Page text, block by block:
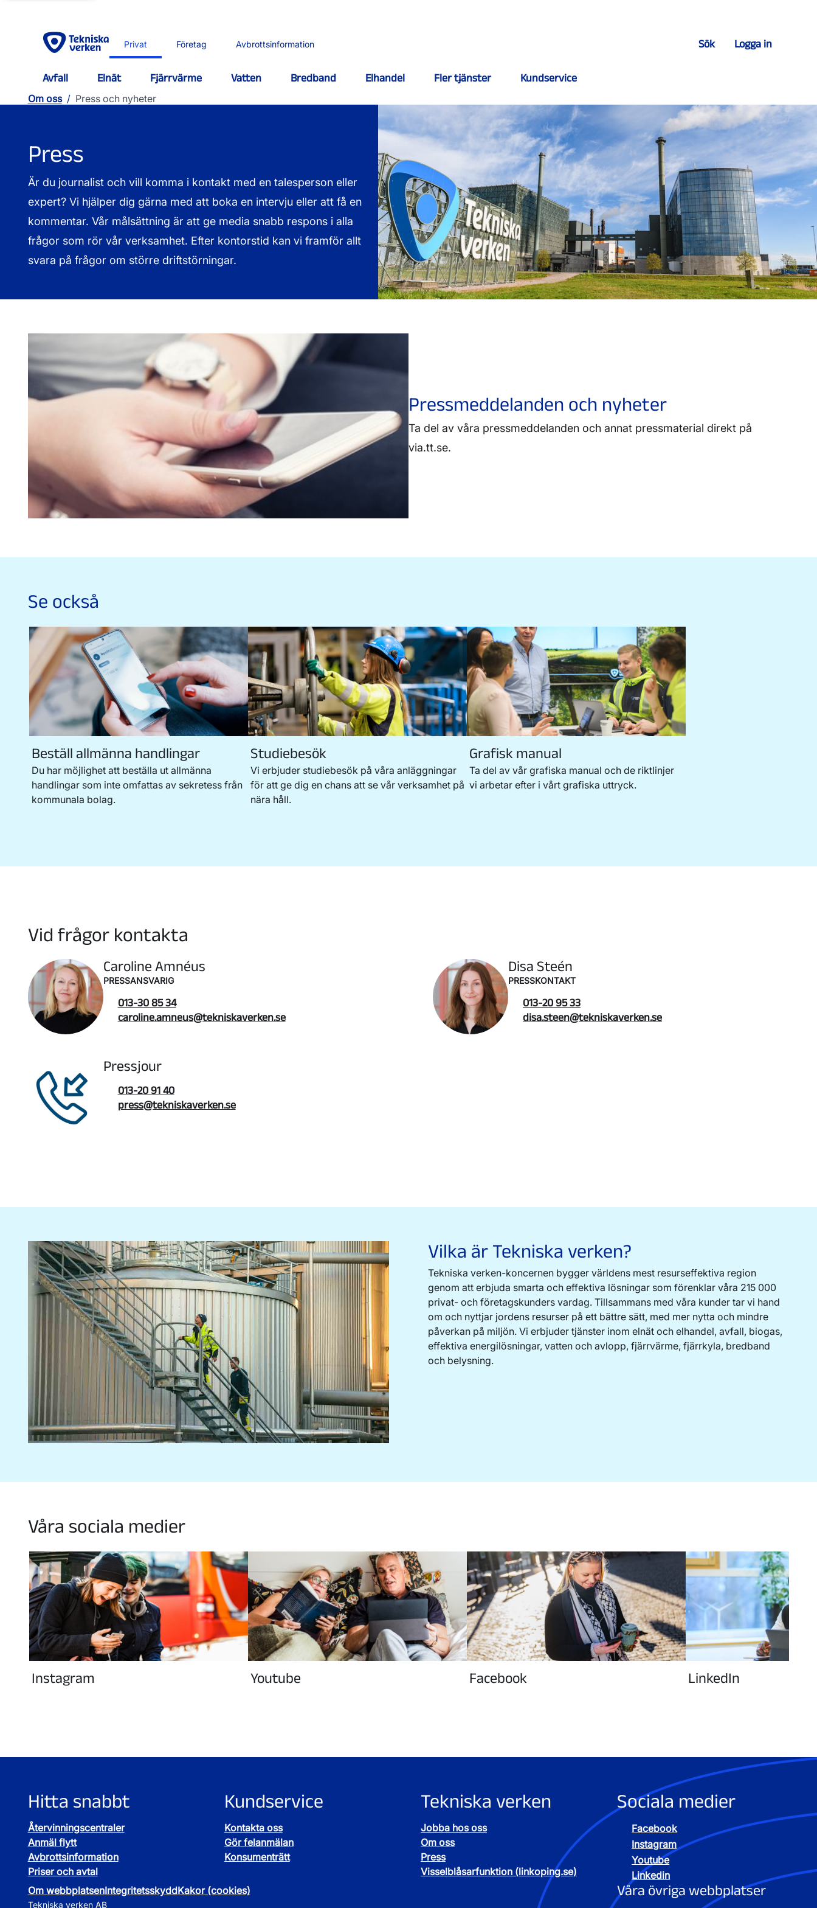
Privat Företag Avbrottsinformation Sök Logga in
Avfall Elnät Fjärrvärme Vatten Bredband Elhandel Fler tjänster
Kundservice
Om oss / Press och nyheter
Press
Är du journalist och vill komma i kontakt med en talesperson eller
expert? Vi hjälper dig gärna med att boka en intervju eller att få en
kommentar. Vår målsättning är att ge media snabb respons i alla
frågor som rör vår verksamhet. Efter kontorstid kan vi framför allt
svara på frågor om större driftstörningar.
Pressmeddelanden och nyheter
Ta del av våra pressmeddelanden och annat pressmaterial direkt på
via.tt.se.
Se också
Beställ allmänna handlingar
Du har möjlighet att beställa ut allmänna
handlingar som inte omfattas av sekretess från
kommunala bolag.
Studiebesök
Vi erbjuder studiebesök på våra anläggningar
för att ge dig en chans att se vår verksamhet på
nära håll.
Grafisk manual
Ta del av vår grafiska manual och de riktlinjer
vi arbetar efter i vårt grafiska uttryck.
Vid frågor kontakta
Caroline Amnéus
PRESSANSVARIG
013-30 85 34
caroline.amneus@tekniskaverken.se
Disa Steén
PRESSKONTAKT
013-20 95 33
disa.steen@tekniskaverken.se
Pressjour
013-20 91 40
press@tekniskaverken.se
Vilka är Tekniska verken?
Tekniska verken-koncernen bygger världens mest resurseffektiva region
genom att erbjuda smarta och effektiva lösningar som förenklar våra 215 000
privat- och företagskunders vardag. Tillsammans med våra kunder tar vi hand
om och nyttjar jordens resurser på ett bättre sätt, med mer nytta och mindre
påverkan på miljön. Vi erbjuder tjänster inom elnät och elhandel, avfall, biogas,
effektiva energilösningar, vatten och avlopp, fjärrvärme, fjärrkyla, bredband
och belysning.
Våra sociala medier
Instagram Youtube Facebook LinkedIn
Hitta snabbt
Återvinningscentraler
Anmäl flytt
Avbrottsinformation
Priser och avtal
Kundservice
Kontakta oss
Gör felanmälan
Konsumenträtt
Tekniska verken
Jobba hos oss
Om oss
Press
Visselblåsarfunktion (linkoping.se)
Sociala medier
Facebook
Instagram
Youtube
Linkedin
Om webbplatsenIntegritetsskyddKakor (cookies)
Tekniska verken AB
Våra övriga webbplatser